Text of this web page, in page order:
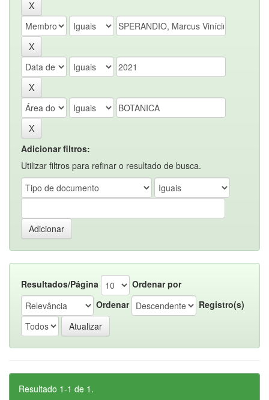
Adicionar filtros:
Utilizar filtros para refinar o resultado de busca.
Resultados/Página
Ordenar por
Ordenar
Registro(s)
Resultado 1-1 de 1.